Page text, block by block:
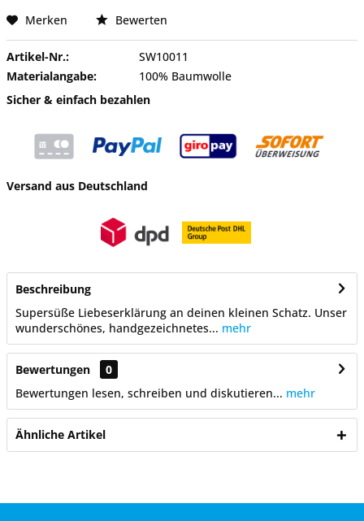
Merken Bewerten
Artikel-Nr.:
SW10011
Materialangabe:
100% Baumwolle
Sicher & einfach bezahlen
Versand aus Deutschland
Beschreibung
Supersüße Liebeserklärung an deinen kleinen Schatz. Unser
wunderschönes, handgezeichnetes... mehr
Bewertungen
0
Bewertungen lesen, schreiben und diskutieren... mehr
Ähnliche Artikel